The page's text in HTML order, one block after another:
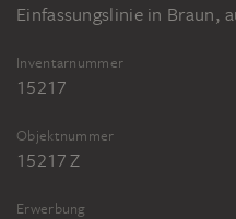
Einfassungslinie in Braun,
Inventarnummer
15217
Objektnummer
15217 Z
Erwerbung